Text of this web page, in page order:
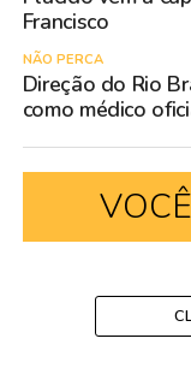
Francisco
NÃO PERCA
Direção do Rio
como médico